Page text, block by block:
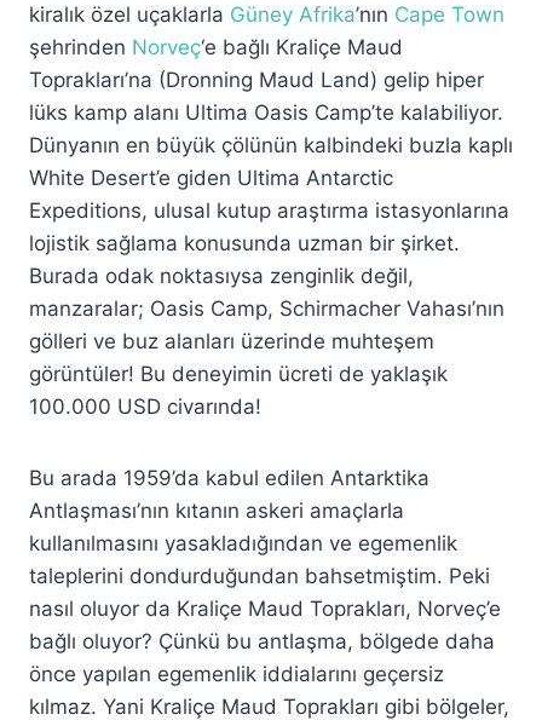
kiralık özel uçaklarla Güney Afrika’nın Cape Town
şehrinden Norveç‘e bağlı Kraliçe Maud
Toprakları’na (Dronning Maud Land) gelip hiper
lüks kamp alanı Ultima Oasis Camp’te kalabiliyor.
Dünyanın en büyük çölünün kalbindeki buzla kaplı
White Desert’e giden Ultima Antarctic
Expeditions, ulusal kutup araştırma istasyonlarına
lojistik sağlama konusunda uzman bir şirket.
Burada odak noktasıysa zenginlik değil,
manzaralar; Oasis Camp, Schirmacher Vahası’nın
gölleri ve buz alanları üzerinde muhteşem
görüntüler! Bu deneyimin ücreti de yaklaşık
100.000 USD civarında!
Bu arada 1959’da kabul edilen Antarktika
Antlaşması’nın kıtanın askeri amaçlarla
kullanılmasını yasakladığından ve egemenlik
taleplerini dondurduğundan bahsetmiştim. Peki
nasıl oluyor da Kraliçe Maud Toprakları, Norveç’e
bağlı oluyor? Çünkü bu antlaşma, bölgede daha
önce yapılan egemenlik iddialarını geçersiz
kılmaz. Yani Kraliçe Maud Toprakları gibi bölgeler,